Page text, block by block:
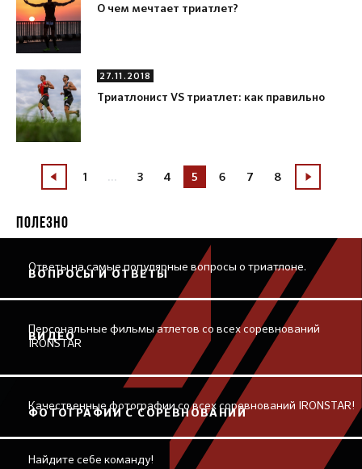
О чем мечтает триатлет?
27.11.2018
Триатлонист VS триатлет: как правильно
1 ... 3 4 5 6 7 8
ПОЛЕЗНО
ВОПРОСЫ И ОТВЕТЫ
Ответы на самые популярные вопросы о триатлоне.
ВИДЕО
Персональные фильмы атлетов со всех соревнований
IRONSTAR
ФОТОГРАФИИ С СОРЕВНОВАНИЙ
Качественные фотографии со всех соревнований IRONSTAR!
Найдите себе команду!